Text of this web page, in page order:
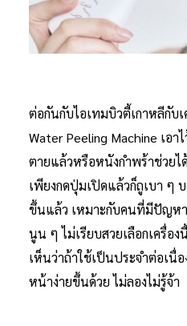
ต่อกันกับไอเทมบิวตี้เกาหลีกับ
Water Peeling Machine เอา
ตายแล้วหรือหนังกำพร้าช่วยไ
เพียงกดปุ่มเปิดแล้วก็ถูเบา ๆ
ขึ้นแล้ว เหมาะกับคนที่มีปัญหา
นูน ๆ ไม่เรียบสวยเลือกเครื่อ
เห็นว่าถ้าใช้เป็นประจำต่อเนื่
หน้าง่ายขึ้นด้วย ไม่ลองไม่รู้จ้า